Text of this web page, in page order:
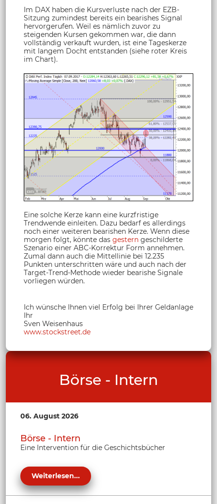
Im DAX haben die Kursverluste nach der EZB-
Sitzung zumindest bereits ein bearishes Signal
hervorgerufen. Weil es nämlich zuvor zu
steigenden Kursen gekommen war, die dann
vollständig verkauft wurden, ist eine Tageskerze
mit langem Docht entstanden (siehe roter Kreis
im Chart).
Eine solche Kerze kann eine kurzfristige
Trendwende einleiten. Dazu bedarf es allerdings
noch einer weiteren bearishen Kerze. Wenn diese
morgen folgt, könnte das gestern geschilderte
Szenario einer ABC-Korrektur Form annehmen.
Zumal dann auch die Mittellinie bei 12.235
Punkten unterschritten wäre und auch nach der
Target-Trend-Methode wieder bearishe Signale
vorliegen würden.
Ich wünsche Ihnen viel Erfolg bei Ihrer Geldanlage
Ihr
Sven Weisenhaus
www.stockstreet.de
Börse - Intern
06. August 2026
Börse - Intern
Eine Intervention für die Geschichtsbücher
Weiterlesen...